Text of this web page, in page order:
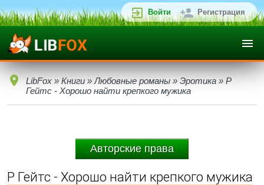
Войти Регистрация
LibFox » Книги » Любовные романы » Эротика » Р
Гейтс - Хорошо найти крепкого мужика
Авторские права
Р Гейтс - Хорошо найти крепкого мужика